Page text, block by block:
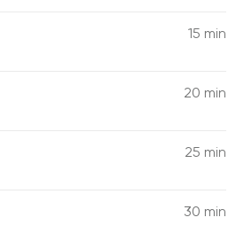
15 min
20 min
25 min
30 min